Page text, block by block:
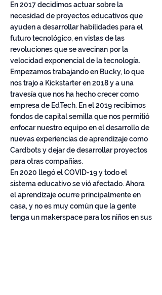
En 2017 decidimos actuar sobre la
necesidad de proyectos educativos que
ayuden a desarrollar habilidades para el
futuro tecnológico, en vistas de las
revoluciones que se avecinan por la
velocidad exponencial de la tecnología.
Empezamos trabajando en Bucky, lo que
nos trajo a Kickstarter en 2018 y a una
travesía que nos ha hecho crecer como
empresa de EdTech. En el 2019 recibimos
fondos de capital semilla que nos permitió
enfocar nuestro equipo en el desarrollo de
nuevas experiencias de aprendizaje como
Cardbots y dejar de desarrollar proyectos
para otras compañías.
En 2020 llegó el COVID-19 y todo el
sistema educativo se vió afectado. Ahora
el aprendizaje ocurre principalmente en
casa, y no es muy común que la gente
tenga un makerspace para los niños en sus